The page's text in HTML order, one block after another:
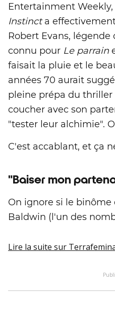
Entertainment
Instincta
Robert Evans,
connu pour Le parrain
faisait la pluie et le
années 70 aurait
pleine prépa du thriller
coucher avec son
"tester leur alchimie".
C'est accablant, et ça
"Baiser mon
On ignore si le
Baldwin (l'un des
Lire la suite sur